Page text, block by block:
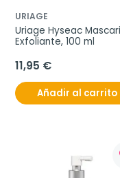
URIAGE
Uriage Hyseac
Exfoliante, 100 ml
11,95 €
Añadir al carrito